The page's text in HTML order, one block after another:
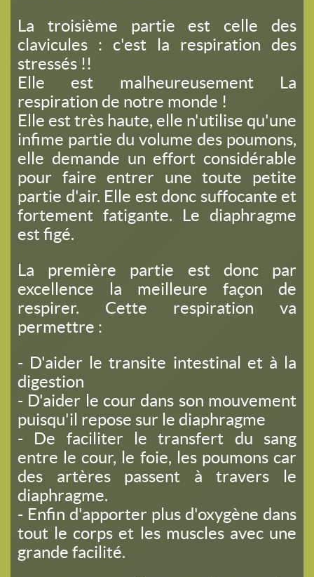
La troisième partie est celle des
clavicules : c'est la respiration des
stressés !!
Elle est malheureusement La
respiration de notre monde !
Elle est très haute, elle n'utilise qu'une
infime partie du volume des poumons,
elle demande un effort considérable
pour faire entrer une toute petite
partie d'air. Elle est donc suffocante et
fortement fatigante. Le diaphragme
est figé.
La première partie est donc par
excellence la meilleure façon de
respirer. Cette respiration va
permettre :
- D'aider le transite intestinal et à la
digestion
- D'aider le cour dans son mouvement
puisqu'il repose sur le diaphragme
- De faciliter le transfert du sang
entre le cour, le foie, les poumons car
des artères passent à travers le
diaphragme.
- Enfin d'apporter plus d'oxygène dans
tout le corps et les muscles avec une
grande facilité.